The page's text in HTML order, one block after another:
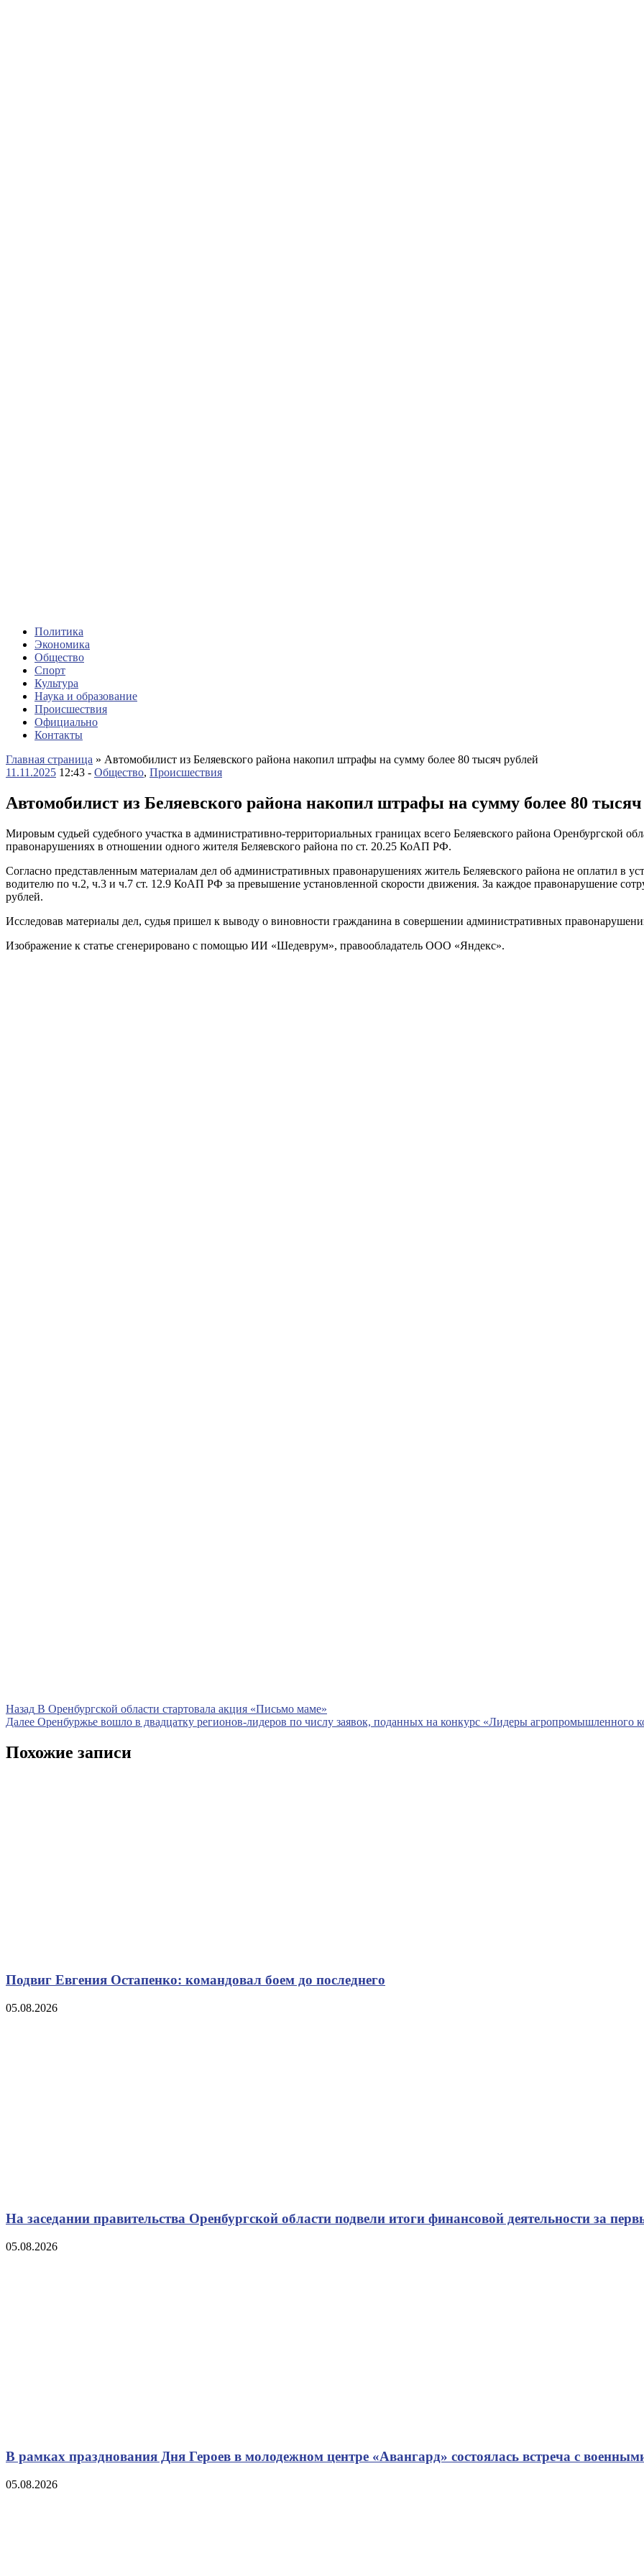
Политика
Экономика
Общество
Спорт
Культура
Наука и образование
Происшествия
Официально
Контакты
Главная страница » Автомобилист из Беляевского района накопил штрафы на сумму более 80 тысяч рублей
11.11.2025 12:43 - Общество, Происшествия
Автомобилист из Беляевского района накопил штрафы на сумму более 80 тысяч
Мировым судьей судебного участка в административно-территориальных границах всего Беляевского района Оренбургской
правонарушениях в отношении одного жителя Беляевского района по ст. 20.25 КоАП РФ.
Согласно представленным материалам дел об административных правонарушениях житель Беляевского района не оплатил в
водителю по ч.2, ч.3 и ч.7 ст. 12.9 КоАП РФ за превышение установленной скорости движения. За каждое правонарушение
рублей.
Исследовав материалы дел, судья пришел к выводу о виновности гражданина в совершении административных
Изображение к статье сгенерировано с помощью ИИ «Шедеврум», правообладатель ООО «Яндекс».
Навигация
по
записям
Назад Предыдущая
запись
В Оренбургской области стартовала акция «Письмо маме»
Далее Следующая
Оренбуржье вошло в двадцатку регионов-лидеров по числу заявок, поданных на конкурс «Лидеры агропромышленного
Похожие записи
Подвиг Евгения Остапенко: командовал боем до последнего
05.08.2026
На заседании правительства Оренбургской области подвели итоги финансовой деятельности за
05.08.2026
В рамках празднования Дня Героев в молодежном центре «Авангард» состоялась встреча с
05.08.2026